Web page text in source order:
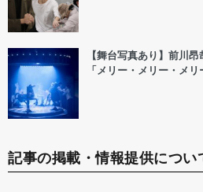
【舞台写真あり】前川
「メリー・メリー・メ
記事の掲載・情報提供につい